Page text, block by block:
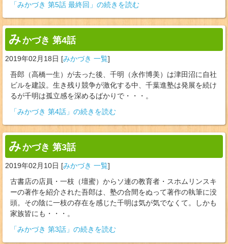
「みかづき 第5話 最終回」の続きを読む
みかづき 第4話
2019年02月18日 [みかづき 一覧]
吾郎（高橋一生）が去った後、千明（永作博美）は津田沼に自社
ビルを建設。生き残り競争が激化する中、千葉進塾は発展を続け
るが千明は孤立感を深めるばかりで・・・。
「みかづき 第4話」の続きを読む
みかづき 第3話
2019年02月10日 [みかづき 一覧]
古書店の店員・一枝（壇蜜）からソ連の教育者・スホムリンスキ
ーの著作を紹介された吾郎は、塾の合間をぬって著作の執筆に没
頭。その陰に一枝の存在を感じた千明は気が気でなくて。しかも
家族皆にも・・・。
「みかづき 第3話」の続きを読む